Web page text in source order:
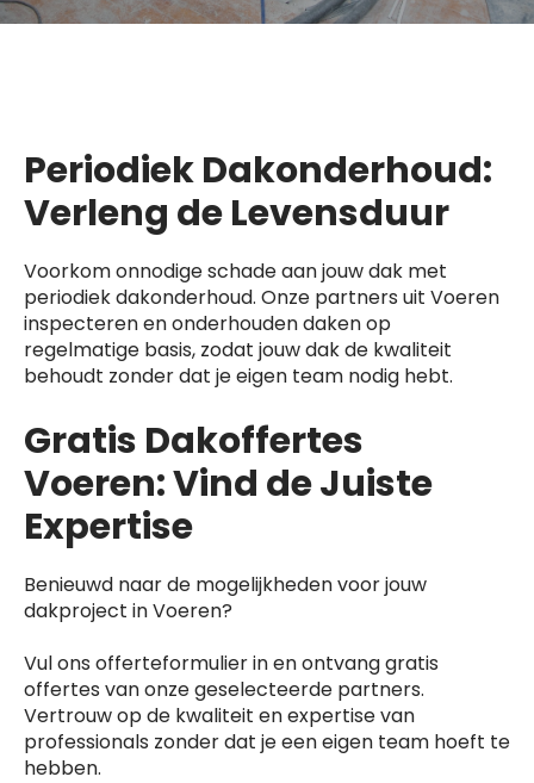
Periodiek Dakonderhoud:
Verleng de Levensduur
Voorkom onnodige schade aan jouw dak met
periodiek dakonderhoud. Onze partners uit Voeren
inspecteren en onderhouden daken op
regelmatige basis, zodat jouw dak de kwaliteit
behoudt zonder dat je eigen team nodig hebt.
Gratis Dakoffertes
Voeren: Vind de Juiste
Expertise
Benieuwd naar de mogelijkheden voor jouw
dakproject in Voeren?
Vul ons offerteformulier in en ontvang gratis
offertes van onze geselecteerde partners.
Vertrouw op de kwaliteit en expertise van
professionals zonder dat je een eigen team hoeft te
hebben.